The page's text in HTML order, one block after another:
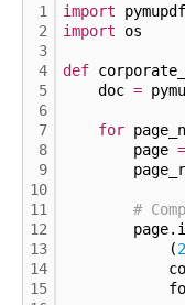
1
2
3
4
5
6
7
8
9
10
11
12
13
14
15
import pymupdf
import os
def
doc =
for
page =
#
(